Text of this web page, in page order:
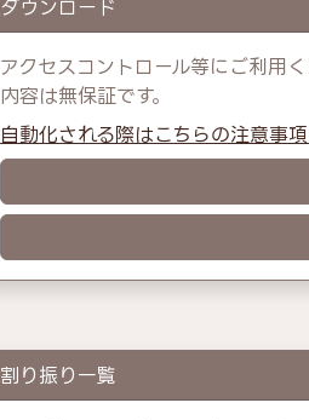
ダウンロード
アクセスコントロール等にご利用く
内容は無保証です。
自動化される際はこちらの注意事項
割り振り一覧